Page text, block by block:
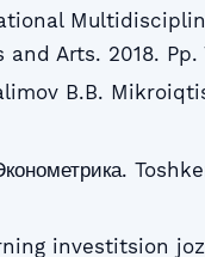
Arts. 2018. Pp.
B.B.
investitsion